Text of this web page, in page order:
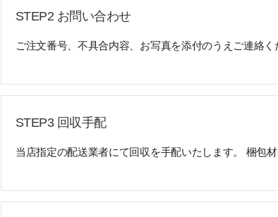
STEP2 お問い合わせ
ご注文番号、不具合内容、お写真を添付のうえご連絡く
STEP3 回収手配
当店指定の配送業者にて回収を手配いたします。 梱包